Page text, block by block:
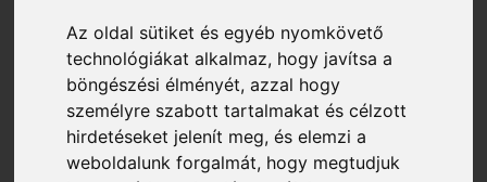
Az oldal sütiket és egyéb nyomkövető
technológiákat alkalmaz, hogy javítsa a
böngészési élményét, azzal hogy
személyre szabott tartalmakat és célzott
hirdetéseket jelenít meg, és elemzi a
weboldalunk forgalmát, hogy megtudjuk
Az edzés segíthet a rossz alvókon